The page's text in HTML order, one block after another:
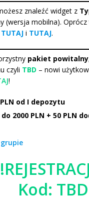
znaleźć widget z
mobilna). Oprócz
TUTAJ i TUTAJ.
pakiet powitalny
czyli TBD – nowi
!
od I depozytu
2000 PLN + 50 PLN
grupie
Kod: TBD